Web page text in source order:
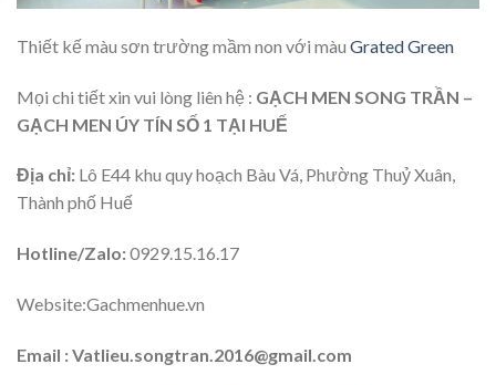
Thiết kế màu sơn trường mầm non với màu Grated Green
Mọi chi tiết xin vui lòng liên hệ : GẠCH MEN SONG TRẦN –
GẠCH MEN ÚY TÍN SỐ 1 TẠI HUẾ
Địa chỉ: Lô E44 khu quy hoạch Bàu Vá, Phường Thuỷ Xuân,
Thành phố Huế
Hotline/Zalo:0929.15.16.17
Website:Gachmenhue.vn
Email : Vatlieu.songtran.2016@gmail.com